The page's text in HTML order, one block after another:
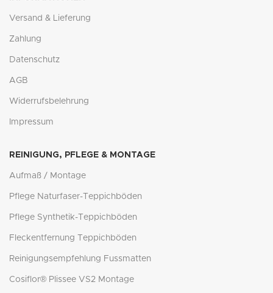
Versand & Lieferung
Zahlung
Datenschutz
AGB
Widerrufsbelehrung
Impressum
REINIGUNG, PFLEGE & MONTAGE
Aufmaß / Montage
Pflege Naturfaser-Teppichböden
Pflege Synthetik-Teppichböden
Fleckentfernung Teppichböden
Reinigungsempfehlung Fussmatten
Cosiflor® Plissee VS2 Montage